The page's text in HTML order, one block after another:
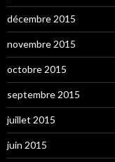
décembre 2015
novembre 2015
octobre 2015
septembre 2015
juillet 2015
juin 2015